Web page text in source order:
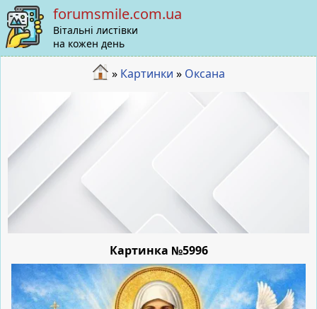
forumsmile.com.ua
Вітальні листівки
на кожен день
» Картинки » Оксана
Картинка №5996